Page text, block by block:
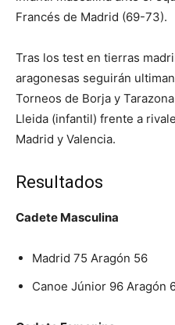
Francés de Madrid (69-73).
Tras los test en tierras
aragonesas seguirán
Torneos de Borja y
Lleida (infantil) frente a
Madrid y Valencia.
Resultados
Cadete Masculina
Madrid 75 Aragón 56
Canoe Júnior 96 Aragón